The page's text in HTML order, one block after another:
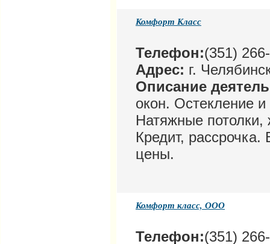
Комфорт Класс
Телефон:(351)
Адрес: г.
Описание
окон. Остекление
Натяжные
Кредит, рассрочка.
цены.
Комфорт класс, ООО
Телефон:(351)